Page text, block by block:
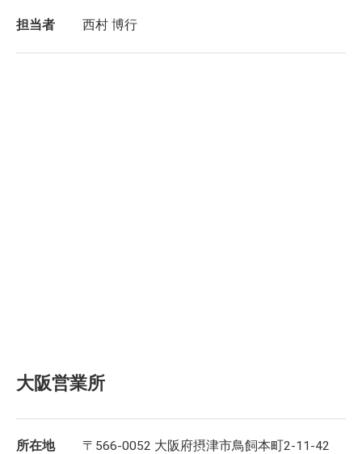
担当者 西村 博行
大阪営業所
所在地 〒566-0052 大阪府摂津市鳥飼本町2-11-42